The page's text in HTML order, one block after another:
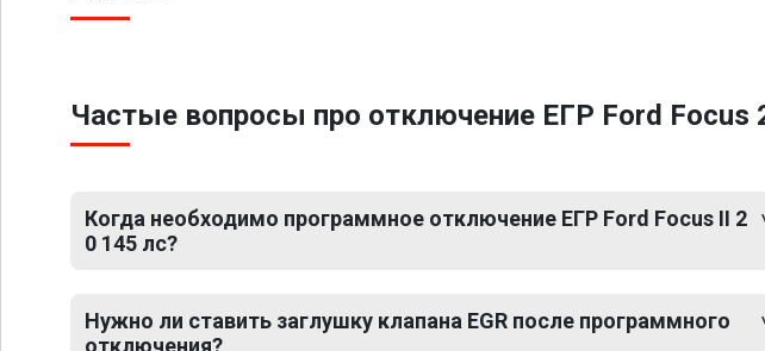
Частые вопросы про отключение ЕГР Ford Focus
Когда необходимо программное отключение ЕГР Ford Focus II 2
0 145 лс?
Нужно ли ставить заглушку клапана EGR после программного
отключения?